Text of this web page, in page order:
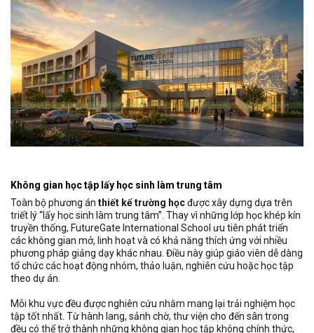
Không gian học tập lấy học sinh làm trung tâm
Toàn bộ phương án thiết kế trường họcđược xây dựng dựa trên
triết lý “lấy học sinh làm trung tâm”. Thay vì những lớp học khép kín
truyền thống, FutureGate International School ưu tiên phát triển
các không gian mở, linh hoạt và có khả năng thích ứng với nhiều
phương pháp giảng dạy khác nhau. Điều này giúp giáo viên dễ dàng
tổ chức các hoạt động nhóm, thảo luận, nghiên cứu hoặc học tập
theo dự án.
Mỗi khu vực đều được nghiên cứu nhằm mang lại trải nghiệm học
tập tốt nhất. Từ hành lang, sảnh chờ, thư viện cho đến sân trong
đều có thể trở thành những không gian học tập không chính thức,